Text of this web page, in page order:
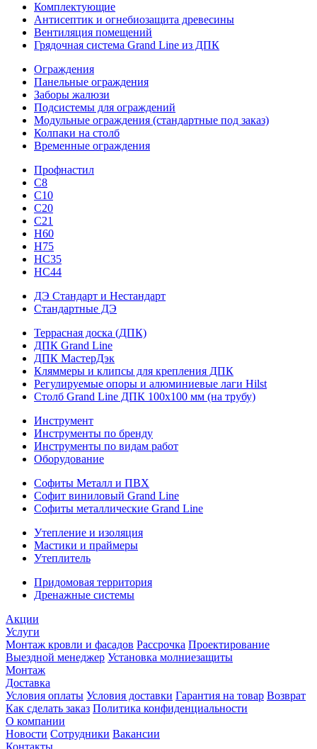
Комплектующие
Антисептик и огнебиозащита древесины
Вентиляция помещений
Грядочная система Grand Line из ДПК
Ограждения
Панельные ограждения
Заборы жалюзи
Подсистемы для ограждений
Модульные ограждения (стандартные под заказ)
Колпаки на столб
Временные ограждения
Профнастил
С8
С10
С20
С21
H60
H75
HС35
НС44
ДЭ Стандарт и Нестандарт
Стандартные ДЭ
Террасная доска (ДПК)
ДПК Grand Line
ДПК МастерДэк
Кляммеры и клипсы для крепления ДПК
Регулируемые опоры и алюминиевые лаги Hilst
Столб Grand Line ДПК 100х100 мм (на трубу)
Инструмент
Инструменты по бренду
Инструменты по видам работ
Оборудование
Софиты Металл и ПВХ
Софит виниловый Grand Line
Софиты металлические Grand Line
Утепление и изоляция
Мастики и праймеры
Утеплитель
Придомовая территория
Дренажные системы
Акции
Услуги
Монтаж кровли и фасадов Рассрочка Проектирование
Выездной менеджер Установка молниезащиты
Монтаж
Доставка
Условия оплаты Условия доставки Гарантия на товар Возврат
Как сделать заказ Политика конфиденциальности
О компании
Новости Сотрудники Вакансии
Контакты